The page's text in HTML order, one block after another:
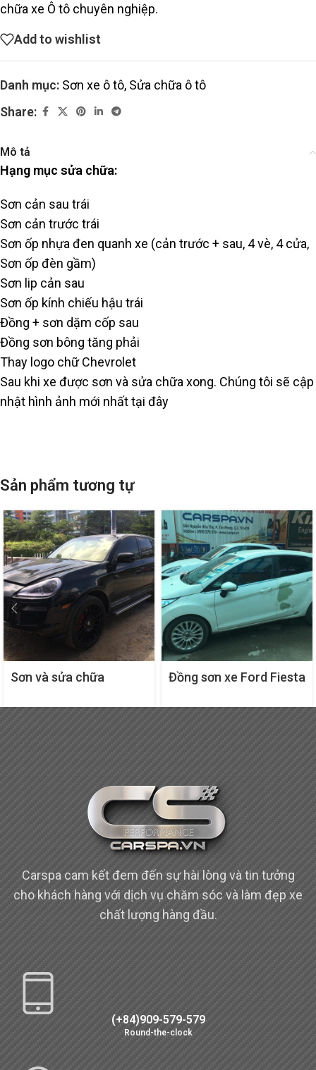
chữa xe Ô tô chuyên nghiệp.
Add to wishlist
Danh mục: Sơn xe ô tô, Sửa chữa ô tô
Share:
Mô tả
Hạng mục sửa chữa:
Sơn cản sau trái
Sơn cản trước trái
Sơn ốp nhựa đen quanh xe (cản trước + sau, 4 vè, 4 cửa,
Sơn ốp đèn gầm)
Sơn lip cản sau
Sơn ốp kính chiếu hậu trái
Đồng + sơn dặm cốp sau
Đồng sơn bông tăng phải
Thay logo chữ Chevrolet
Sau khi xe được sơn và sửa chữa xong. Chúng tôi sẽ cập
nhật hình ảnh mới nhất tại đây
Sản phẩm tương tự
Sơn và sửa chữa
Đồng sơn xe Ford Fiesta
Carspa cam kết đem đến sự hài lòng và tin tưởng
cho khách hàng với dịch vụ chăm sóc và làm đẹp xe
chất lượng hàng đầu.
(+84)909-579-579
Round-the-clock